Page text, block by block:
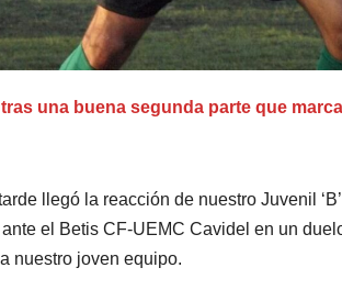
una buena segunda parte que marca
llegó la reacción de nuestro Juvenil
el Betis CF-UEMC Cavidel en un
nuestro joven equipo.